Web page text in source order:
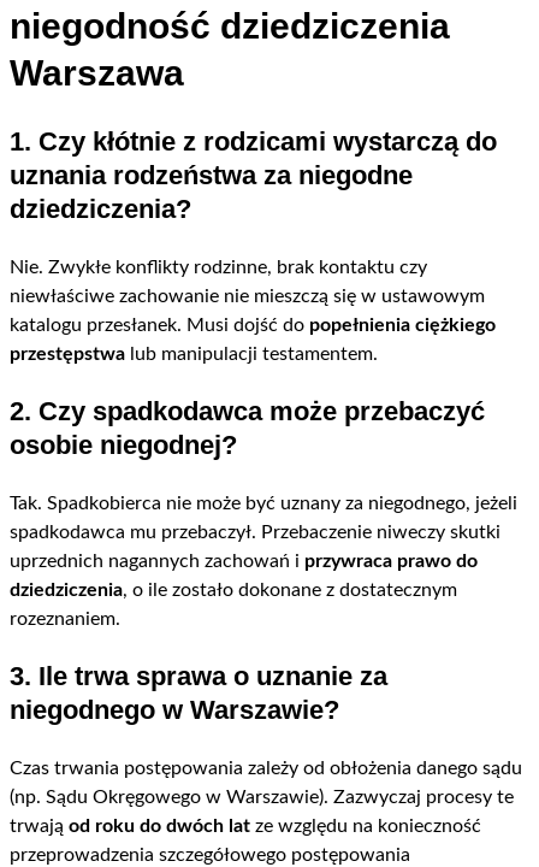
niegodność dziedziczenia
Warszawa
1. Czy kłótnie z rodzicami wystarczą do
uznania rodzeństwa za niegodne
dziedziczenia?
Nie. Zwykłe konflikty rodzinne, brak kontaktu czy
niewłaściwe zachowanie nie mieszczą się w ustawowym
katalogu przesłanek. Musi dojść do popełnienia ciężkiego
przestępstwa lub manipulacji testamentem.
2. Czy spadkodawca może przebaczyć
osobie niegodnej?
Tak. Spadkobierca nie może być uznany za niegodnego, jeżeli
spadkodawca mu przebaczył. Przebaczenie niweczy skutki
uprzednich nagannych zachowań i przywraca prawo do
dziedziczenia, o ile zostało dokonane z dostatecznym
rozeznaniem.
3. Ile trwa sprawa o uznanie za
niegodnego w Warszawie?
Czas trwania postępowania zależy od obłożenia danego sądu
(np. Sądu Okręgowego w Warszawie). Zazwyczaj procesy te
trwają od roku do dwóch lat ze względu na konieczność
przeprowadzenia szczegółowego postępowania